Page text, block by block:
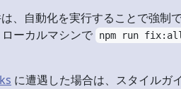
、自動化を実行することで強制
ローカルマシンで npm run fix:all
に遭遇した場合は、スタイルガ